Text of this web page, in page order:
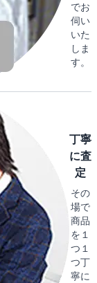
でお
伺い
いた
しま
す。
丁寧
に査
定
その
場で
商品
を１
つ１
つ丁
寧に